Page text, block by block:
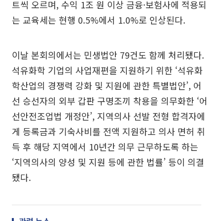
트씩 오르며, 수익 1조 원 이상 금융·보험사에 적용되
는 교육세는 현행 0.5%에서 1.0%로 인상된다.
이날 본회의에서는 민생법안 79건도 함께 처리됐다.
석유화학 기업의 사업재편을 지원하기 위한 ‘석유화
학산업의 경쟁력 강화 및 지원에 관한 특별법안’, 어
선 승선자의 외부 갑판 구명조끼 착용을 의무화한 ‘어
선안전조업법 개정안’, 지역의사 선발 전형 합격자에
게 등록금과 기숙사비를 전액 지원하고 의사 면허 취
득 후 해당 지역에서 10년간 의무 근무하도록 하는
‘지역의사의 양성 및 지원 등에 관한 법률’ 등이 의결
됐다.